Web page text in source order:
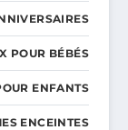
POUR BÉBÉS
ENFANTS
ENCEINTES